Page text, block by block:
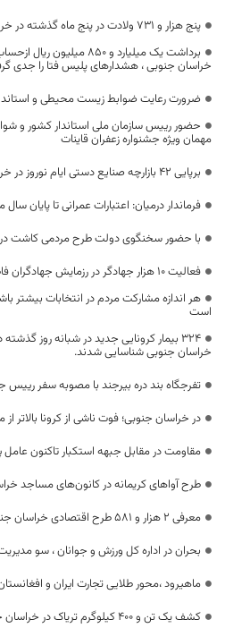
پنج هزار و ۷۳۱ ولادت در پنج ماه گذشته در خراسان جنوبی به ثبت رسید
برداشت یک میلیارد و ۸۵۰
خراسان جنوبی ، هشدارهای پلیس فتا را جدی
ضرورت رعایت ضوابط زیست محیطی و
حضور رییس سازمان ملی استاندار کشور و
مهمان ویژه جشنواره زعفران قاینات
برپایی ۴۲ بازارچه صنایع دستی ایام نوروز در خراسان جنوبی
فرماندار درمیان: اعتبارات عمرانی تا پایان
با حضور سخنگوی دولت طرح مردمی کاشت
فعالیت ۱۰ هزار جهادگر در رزمایش جهادگران فاطمی خراسان جنوبی
هر اندازه مشارکت مردم در انتخابات بیشتر
است
۳۲۴ بیمار کرونایی جدید در شبانه روز
خراسان جنوبی شناسایی شدند.
تفرجگاه بند دره بیرجند با مصوبه سفر رییس
در خراسان جنوبی؛ فوت ناشی از کرونا بالاتر
مقاومت در مقابل جبهه استکبار تاکنون
طرح آواهای کریمانه در کانون‌های مساجد
معرفی ۲ هزار و ۵۸۱ طرح اقتصادی خراسان جنوبی برای دریافت تسهیلات
بحران در اداره کل ورزش و جوانان ، سو
ماهیرود ،محور طلایی تجارت ایران و
کشف یک تن و ۴۰۰ کیلوگرم تریاک در خراسان جنوبی